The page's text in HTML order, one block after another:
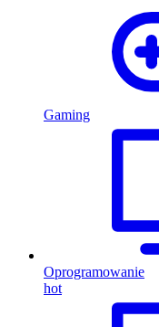
Gaming
Oprogramowanie
hot